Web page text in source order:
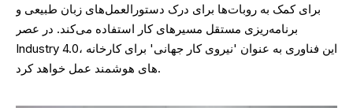
برای کمک به روبات‌ها برای درک دستورالعمل‌های زبان طبیعی و
برنامه‌ریزی مستقل مسیرهای کار استفاده می‌کند. در عصر
Industry 4.0، این فناوری به عنوان 'نیروی کار جهانی' برای کارخانه
های هوشمند عمل خواهد کرد.